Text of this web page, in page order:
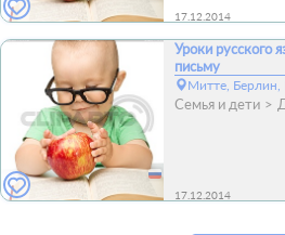
17.12.2014
Уроки русского
письму
Митте, Берлин,
Семья и дети
17.12.2014